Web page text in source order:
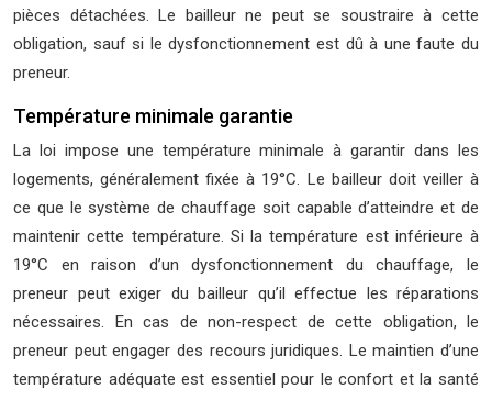
pièces détachées. Le bailleur ne peut se soustraire à cette
obligation, sauf si le dysfonctionnement est dû à une faute du
preneur.
Température minimale garantie
La loi impose une température minimale à garantir dans les
logements, généralement fixée à 19°C. Le bailleur doit veiller à
ce que le système de chauffage soit capable d’atteindre et de
maintenir cette température. Si la température est inférieure à
19°C en raison d’un dysfonctionnement du chauffage, le
preneur peut exiger du bailleur qu’il effectue les réparations
nécessaires. En cas de non-respect de cette obligation, le
preneur peut engager des recours juridiques. Le maintien d’une
température adéquate est essentiel pour le confort et la santé